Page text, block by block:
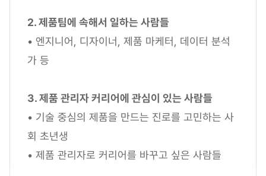
2. 제품팀에 속해서 일하는 사람들
• 엔지니어, 디자이너, 제품 마케터, 데이터 분석
가 등
3. 제품 관리자 커리어에 관심이 있는 사람들
• 기술 중심의 제품을 만드는 진로를 고민하는 사
회 초년생
• 제품 관리자로 커리어를 바꾸고 싶은 사람들